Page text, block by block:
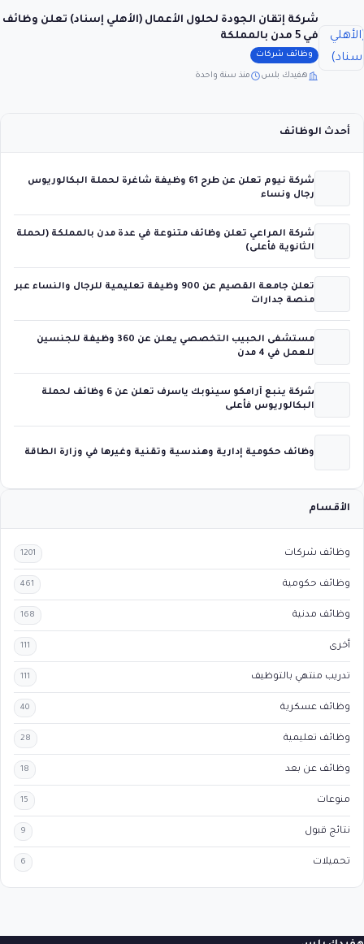
شركة إتقان الجودة لحلول الأعمال (الأهلي إسناد) تعلن وظائف
في 5 مدن بالمملكة
وظائف شركات
هفيدك بلس منذ سنة واحدة
أحدث الوظائف
شركة نيوم تعلن عن طرح 61 وظيفة شاغرة لحملة البكالوريوس
رجال ونساء
شركة المراعي تعلن وظائف متنوعة في عدة مدن بالمملكة (لحملة
الثانوية فأعلى)
تعلن جامعة القصيم عن 900 وظيفة تعليمية للرجال والنساء عبر
منصة جدارات
مستشفى الحبيب التخصصي يعلن عن 360 وظيفة للجنسين
للعمل في 4 مدن
شركة ينبع أرامكو سينوبك ياسرف تعلن عن 6 وظائف لحملة
البكالوريوس فأعلى
وظائف حكومية إدارية وهندسية وتقنية وغيرها في وزارة الطاقة
الأقسام
وظائف شركات 1201
وظائف حكومية 461
وظائف مدنية 168
أخرى 111
تدريب منتهي بالتوظيف 111
وظائف عسكرية 40
وظائف تعليمية 28
وظائف عن بعد 18
منوعات 15
نتائج قبول 9
تحميلات 6